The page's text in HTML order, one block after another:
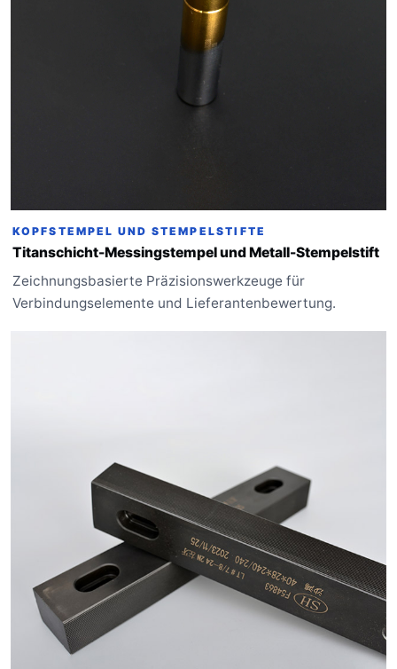
KOPFSTEMPEL UND STEMPELSTIFTE
Titanschicht-Messingstempel und Metall-Stempelstift
Zeichnungsbasierte Präzisionswerkzeuge für
Verbindungselemente und Lieferantenbewertung.